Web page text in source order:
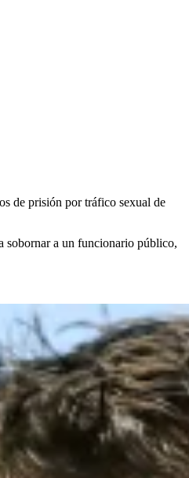
de prisión por tráfico sexual de
sobornar a un funcionario público,